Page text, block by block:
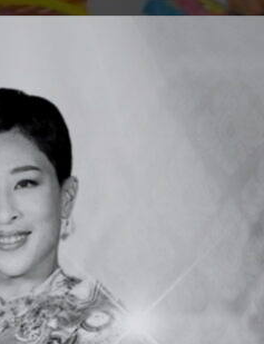
ะบุคลากร